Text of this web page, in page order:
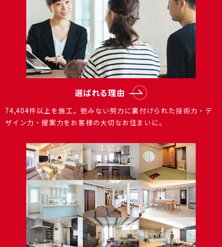
選ばれる理由
74,404件以上を施⼯。弛みない努⼒に裏付けられた技術⼒・デ
ザイン⼒・提案⼒をお客様の⼤切なお住まいに。